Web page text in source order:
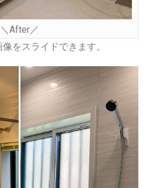
＼After／
をスライドできます。